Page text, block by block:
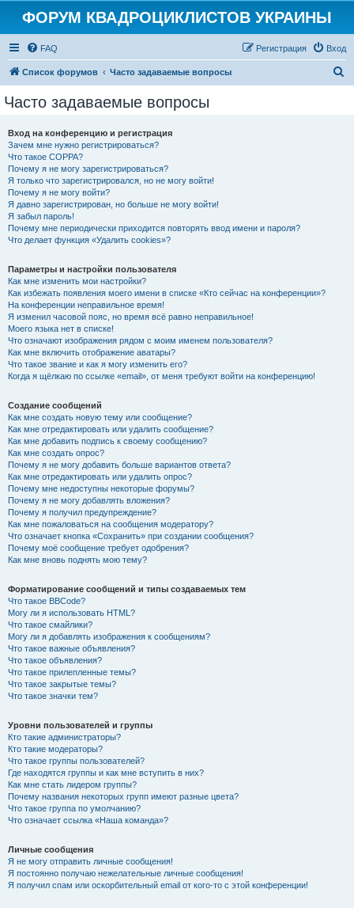
ФОРУМ КВАДРОЦИКЛИСТОВ УКРАИНЫ
FAQ Вход
Регистрация
Список форумов Часто задаваемые вопросы
Часто задаваемые вопросы
Вход на конференцию и регистрация
Зачем мне нужно регистрироваться?
Что такое COPPA?
Почему я не могу зарегистрироваться?
Я только что зарегистрировался, но не могу войти!
Почему я не могу войти?
Я давно зарегистрирован, но больше не могу войти!
Я забыл пароль!
Почему мне периодически приходится повторять ввод имени и пароля?
Что делает функция «Удалить cookies»?
Параметры и настройки пользователя
Как мне изменить мои настройки?
Как избежать появления моего имени в списке «Кто сейчас на конференции»?
На конференции неправильное время!
Я изменил часовой пояс, но время всё равно неправильное!
Моего языка нет в списке!
Что означают изображения рядом с моим именем пользователя?
Как мне включить отображение аватары?
Что такое звание и как я могу изменить его?
Когда я щёлкаю по ссылке «email», от меня требуют войти на конференцию!
Создание сообщений
Как мне создать новую тему или сообщение?
Как мне отредактировать или удалить сообщение?
Как мне добавить подпись к своему сообщению?
Как мне создать опрос?
Почему я не могу добавить больше вариантов ответа?
Как мне отредактировать или удалить опрос?
Почему мне недоступны некоторые форумы?
Почему я не могу добавлять вложения?
Почему я получил предупреждение?
Как мне пожаловаться на сообщения модератору?
Что означает кнопка «Сохранить» при создании сообщения?
Почему моё сообщение требует одобрения?
Как мне вновь поднять мою тему?
Форматирование сообщений и типы создаваемых тем
Что такое BBCode?
Могу ли я использовать HTML?
Что такое смайлики?
Могу ли я добавлять изображения к сообщениям?
Что такое важные объявления?
Что такое объявления?
Что такое прилепленные темы?
Что такое закрытые темы?
Что такое значки тем?
Уровни пользователей и группы
Кто такие администраторы?
Кто такие модераторы?
Что такое группы пользователей?
Где находятся группы и как мне вступить в них?
Как мне стать лидером группы?
Почему названия некоторых групп имеют разные цвета?
Что такое группа по умолчанию?
Что означает ссылка «Наша команда»?
Личные сообщения
Я не могу отправить личные сообщения!
Я постоянно получаю нежелательные личные сообщения!
Я получил спам или оскорбительный email от кого-то с этой конференции!